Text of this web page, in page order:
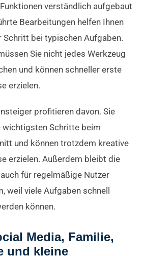
verständlich aufgebaut
Bearbeitungen helfen Ihnen
Schritt bei typischen Aufgaben.
Sie nicht jedes Werkzeug
und können schneller erste
erzielen.
profitieren davon. Sie
wichtigsten Schritte beim
und können trotzdem kreative
erzielen. Außerdem bleibt die
für regelmäßige Nutzer
weil viele Aufgaben schnell
können.
Media, Familie,
und kleine